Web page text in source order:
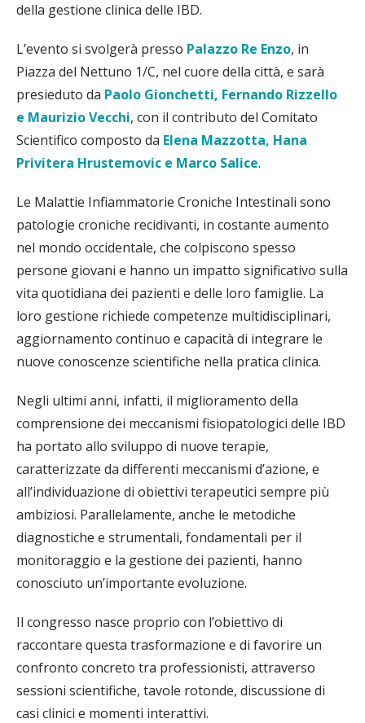
della gestione clinica delle IBD.
L’evento si svolgerà presso Palazzo Re Enzo, in
Piazza del Nettuno 1/C, nel cuore della città, e sarà
presieduto da Paolo Gionchetti, Fernando Rizzello
e Maurizio Vecchi, con il contributo del Comitato
Scientifico composto da Elena Mazzotta, Hana
Privitera Hrustemovic e Marco Salice.
Le Malattie Infiammatorie Croniche Intestinali sono
patologie croniche recidivanti, in costante aumento
nel mondo occidentale, che colpiscono spesso
persone giovani e hanno un impatto significativo sulla
vita quotidiana dei pazienti e delle loro famiglie. La
loro gestione richiede competenze multidisciplinari,
aggiornamento continuo e capacità di integrare le
nuove conoscenze scientifiche nella pratica clinica.
Negli ultimi anni, infatti, il miglioramento della
comprensione dei meccanismi fisiopatologici delle IBD
ha portato allo sviluppo di nuove terapie,
caratterizzate da differenti meccanismi d’azione, e
all’individuazione di obiettivi terapeutici sempre più
ambiziosi. Parallelamente, anche le metodiche
diagnostiche e strumentali, fondamentali per il
monitoraggio e la gestione dei pazienti, hanno
conosciuto un’importante evoluzione.
Il congresso nasce proprio con l’obiettivo di
raccontare questa trasformazione e di favorire un
confronto concreto tra professionisti, attraverso
sessioni scientifiche, tavole rotonde, discussione di
casi clinici e momenti interattivi.